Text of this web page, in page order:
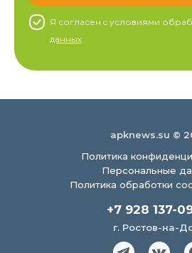
Я согласен c условиями
данных
apknews.su ©
Политика
Персональные
Политика обработки
+7 928 137-
г. Ростов-на-